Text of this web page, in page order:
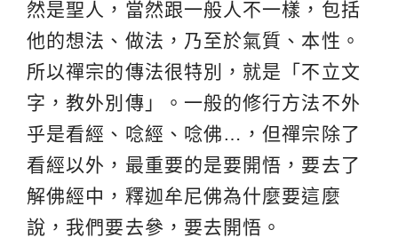
然是聖人，當然跟一般人不一樣，包括
他的想法、做法，乃至於氣質、本性。
所以禪宗的傳法很特別，就是「不立文
字，教外別傳」。一般的修行方法不外
乎是看經、唸經、唸佛…，但禪宗除了
看經以外，最重要的是要開悟，要去了
解佛經中，釋迦牟尼佛為什麼要這麼
說，我們要去參，要去開悟。